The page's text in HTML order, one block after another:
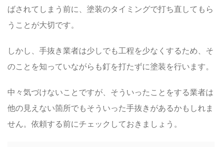
ばされてしまう前に、塗装のタイミングで打ち直してもら
うことが大切です。
しかし、手抜き業者は少しでも工程を少なくするため、そ
のことを知っていながらも釘を打たずに塗装を行います。
中々気づけないことですが、そういったことをする業者は
他の見えない箇所でもそういった手抜きがあるかもしれま
せん。依頼する前にチェックしておきましょう。